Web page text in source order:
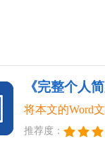
《完整个人
将本文的Word
推荐度：